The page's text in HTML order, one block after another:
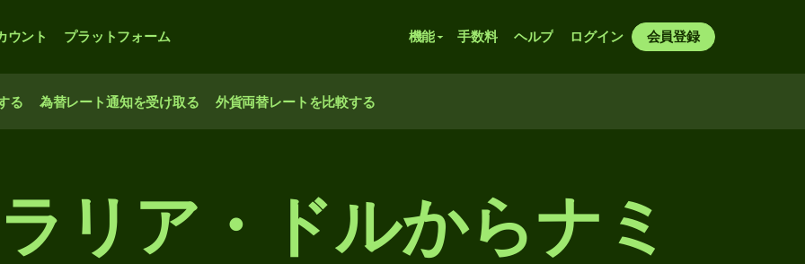
ウント プラットフォーム 機能 手数料 ヘルプ ログイン 会員登録
る 為替レート通知を受け取る 外貨両替レートを比較する
リア・ドルからナミ